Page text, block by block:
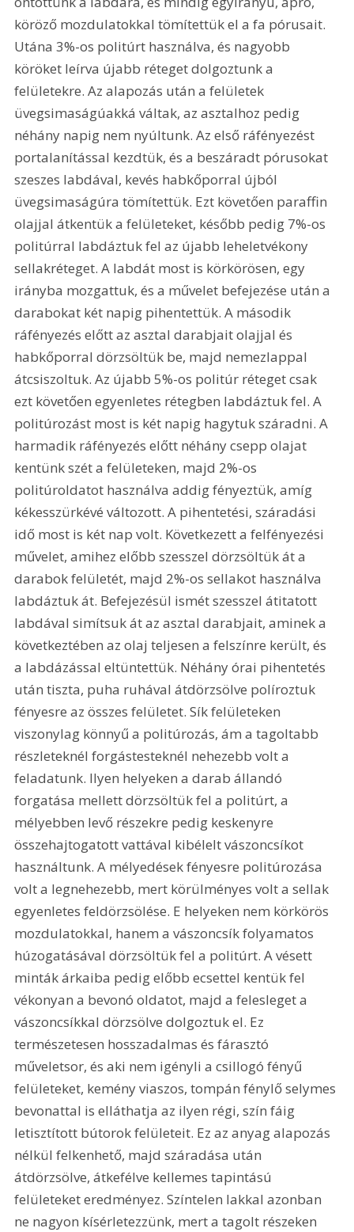
köröző mozdulatokkal tömítettük el a fa pórusait.
Utána 3%-os politúrt használva, és nagyobb
köröket leírva újabb réteget dolgoztunk a
felületekre. Az alapozás után a felületek
üvegsimaságúakká váltak, az asztalhoz pedig
néhány napig nem nyúltunk. Az első ráfényezést
portalanítással kezdtük, és a beszáradt pórusokat
szeszes labdával, kevés habkőporral újból
üvegsimaságúra tömítettük. Ezt követően paraffin
olajjal átkentük a felületeket, később pedig 7%-os
politúrral labdáztuk fel az újabb leheletvékony
sellakréteget. A labdát most is körkörösen, egy
irányba mozgattuk, és a művelet befejezése után a
darabokat két napig pihentettük. A második
ráfényezés előtt az asztal darabjait olajjal és
habkőporral dörzsöltük be, majd nemezlappal
átcsiszoltuk. Az újabb 5%-os politúr réteget csak
ezt követően egyenletes rétegben labdáztuk fel. A
politúrozást most is két napig hagytuk száradni. A
harmadik ráfényezés előtt néhány csepp olajat
kentünk szét a felületeken, majd 2%-os
politúroldatot használva addig fényeztük, amíg
kékesszürkévé változott. A pihentetési, száradási
idő most is két nap volt. Következett a felfényezési
művelet, amihez előbb szesszel dörzsöltük át a
darabok felületét, majd 2%-os sellakot használva
labdáztuk át. Befejezésül ismét szesszel átitatott
labdával simítsuk át az asztal darabjait, aminek a
következtében az olaj teljesen a felszínre került, és
a labdázással eltüntettük. Néhány órai pihentetés
után tiszta, puha ruhával átdörzsölve políroztuk
fényesre az összes felületet. Sík felületeken
viszonylag könnyű a politúrozás, ám a tagoltabb
részleteknél forgástesteknél nehezebb volt a
feladatunk. Ilyen helyeken a darab állandó
forgatása mellett dörzsöltük fel a politúrt, a
mélyebben levő részekre pedig keskenyre
összehajtogatott vattával kibélelt vászoncsíkot
használtunk. A mélyedések fényesre politúrozása
volt a legnehezebb, mert körülményes volt a sellak
egyenletes feldörzsölése. E helyeken nem körkörös
mozdulatokkal, hanem a vászoncsík folyamatos
húzogatásával dörzsöltük fel a politúrt. A vésett
minták árkaiba pedig előbb ecsettel kentük fel
vékonyan a bevonó oldatot, majd a felesleget a
vászoncsíkkal dörzsölve dolgoztuk el. Ez
természetesen hosszadalmas és fárasztó
műveletsor, és aki nem igényli a csillogó fényű
felületeket, kemény viaszos, tompán fénylő selymes
bevonattal is elláthatja az ilyen régi, szín fáig
letisztított bútorok felületeit. Ez az anyag alapozás
nélkül felkenhető, majd száradása után
átdörzsölve, átkefélve kellemes tapintású
felületeket eredményez. Színtelen lakkal azonban
ne nagyon kísérletezzünk, mert a tagolt részeken